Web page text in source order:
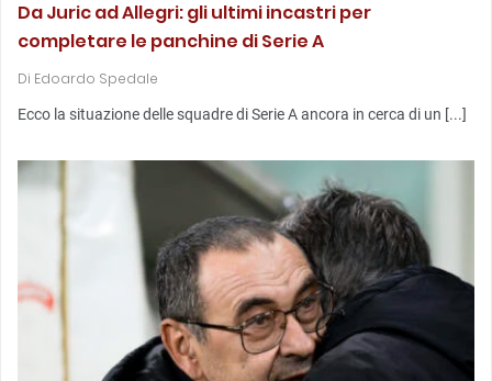
Da Juric ad Allegri: gli ultimi incastri per
completare le panchine di Serie A
Di Edoardo Spedale
Ecco la situazione delle squadre di Serie A ancora in cerca di un [...]